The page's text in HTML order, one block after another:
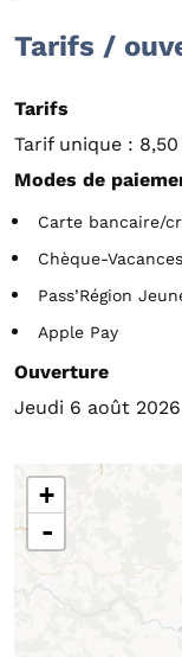
Tarifs /
Tarifs
Tarif unique :
Modes de
Carte bancaire/
Chèque-
Pass’Région
Apple Pay
Ouverture
Jeudi 6 août 2026
+
-